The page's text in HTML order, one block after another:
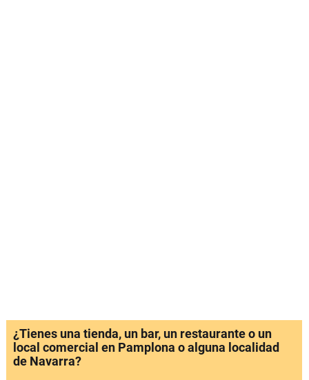
¿Tienes una tienda, un bar, un restaurante o un
local comercial en Pamplona o alguna localidad
de Navarra?